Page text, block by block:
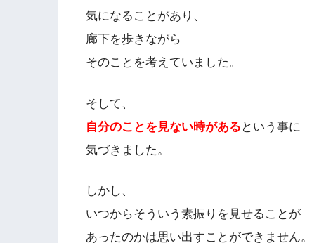
気になることがあり、
廊下を歩きながら
そのことを考えていました。
そして、
自分のことを見ない時がある という事に
気づきました。
しかし、
いつからそういう素振りを見せることが
あったのかは思い出すことができません。